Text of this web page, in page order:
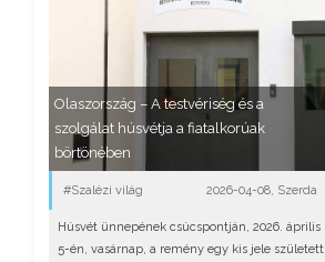
Olaszország – A testvériség és a
szolgálat húsvétja a fiatalkorúak
börtönében
#Szalézi világ 2026-04-08, Szerda
Húsvét ünnepének csúcspontján, 2026. április
5-én, vasárnap, a remény egy kis jele született